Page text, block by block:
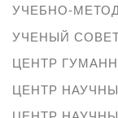
УЧЕБНО-
УЧЕНЫЙ
ЦЕНТР
ЦЕНТР